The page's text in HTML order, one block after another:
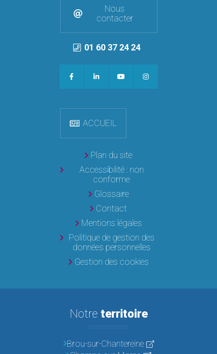
Nous
contacter
01 60 37 24 24
ACCUEIL
Plan du site
Accessibilité : non
conforme
Glossaire
Contact
Mentions légales
Politique de gestion des
données personnelles
Gestion des cookies
Notre territoire
Brou-sur-Chantereine